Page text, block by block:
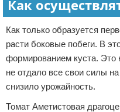
Как
Как только образуется
расти боковые побеги. В
формированием куста. Это
не отдало все свои силы
снизило урожайность.
Томат Аметистовая